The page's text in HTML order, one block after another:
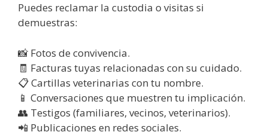
Puedes reclamar la custodia o visitas si
demuestras:
📸 Fotos de convivencia.
🧾 Facturas tuyas relacionadas con su cuidado.
📋 Cartillas veterinarias con tu nombre.
📱 Conversaciones que muestren tu implicación.
👥 Testigos (familiares, vecinos, veterinarios).
📲 Publicaciones en redes sociales.